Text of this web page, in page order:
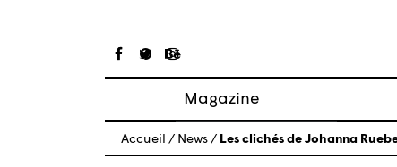
Magazine
Articles
À propos
Accueil / News / Les clichés de Johanna